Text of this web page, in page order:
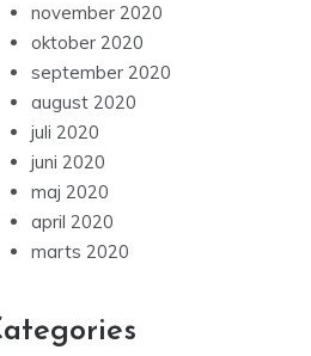
november 2020
oktober 2020
september 2020
august 2020
juli 2020
juni 2020
maj 2020
april 2020
marts 2020